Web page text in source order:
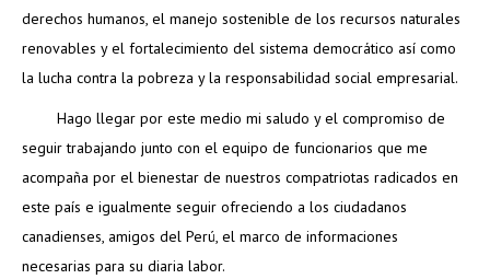
derechos humanos, el manejo sostenible de los recursos naturales
renovables y el fortalecimiento del sistema democrático así como
la lucha contra la pobreza y la responsabilidad social empresarial.
Hago llegar por este medio mi saludo y el compromiso de
seguir trabajando junto con el equipo de funcionarios que me
acompaña por el bienestar de nuestros compatriotas radicados en
este país e igualmente seguir ofreciendo a los ciudadanos
canadienses, amigos del Perú, el marco de informaciones
necesarias para su diaria labor.